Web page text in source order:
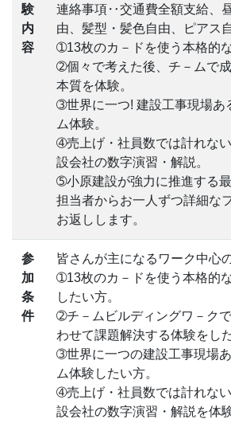
験
内
容
連絡事項‥交通費全額支給、
由、髪型・髪色自由、ピアス
➀13枚のカ－ドを使う本格的な
➁個々で考えた後、チ－ムで
本質を体験。
➂世界に一つ! 建設工事現場あ
ム体験。
➃売上げ・社員数では計れな
設会社の数字演習・解説。
➄小原建設が強力に推進する最
担当者からお一人ずつ詳細な
お返しします。
参
加
条
件
皆さんが主になるワーク中心
➀13枚のカ－ドを使う本格的
したい方。
➁チ－ムビルディングワ－ク
わせて課題解決する体験をし
➂世界に一つの建設工事現場
ム体験したい方。
➃売上げ・社員数では計れな
設会社の数字演習・解説を体